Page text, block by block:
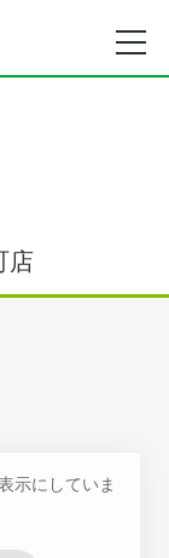
店
示にしていま